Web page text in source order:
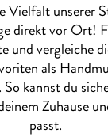
Vielfalt unserer
direkt vor Ort!
und vergleiche
als
kannst du
Zuhause
passt.